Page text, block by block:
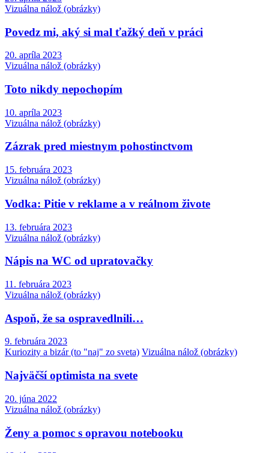
Vizuálna nálož (obrázky)
Povedz mi, aký si mal ťažký deň v práci
20. apríla 2023
Vizuálna nálož (obrázky)
Toto nikdy nepochopím
10. apríla 2023
Vizuálna nálož (obrázky)
Zázrak pred miestnym pohostinctvom
15. februára 2023
Vizuálna nálož (obrázky)
Vodka: Pitie v reklame a v reálnom živote
13. februára 2023
Vizuálna nálož (obrázky)
Nápis na WC od upratovačky
11. februára 2023
Vizuálna nálož (obrázky)
Aspoň, že sa ospravedlnili…
9. februára 2023
Kuriozity a bizár (to "naj" zo sveta) Vizuálna nálož (obrázky)
Najväčší optimista na svete
20. júna 2022
Vizuálna nálož (obrázky)
Ženy a pomoc s opravou notebooku